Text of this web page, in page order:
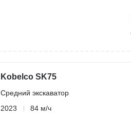
Kobelco SK75
Средний экскаватор
2023
84 м/ч